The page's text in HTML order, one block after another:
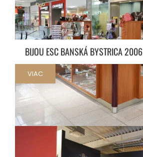
BIJOU ESC BANSKÁ BYSTRICA 2006
VIAC